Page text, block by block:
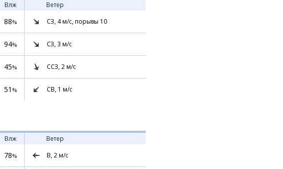
Влж
Ветер
88% СЗ, 4м/с, порывы 10
94% СЗ, 3 м/с
45% ССЗ, 2м/с
51 % СВ, 1 м/с
Влж
Ветер
78% В, 2м/с